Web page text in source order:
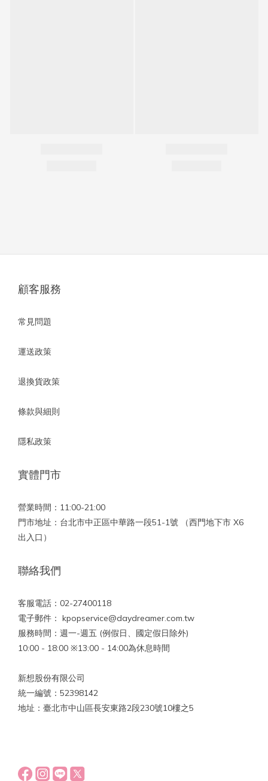
顧客服務
常見問題
運送政策
退換貨政策
條款與細則
隱私政策
實體門市
營業時間：11:00-21:00
門市地址：台北市中正區中華路一段51-1號 （西門地下市 X6
出入口）
聯絡我們
客服電話：02-27400118
電子郵件： kpopservice@daydreamer.com.tw
服務時間：週一-週五 (例假日、國定假日除外)
10:00 - 18:00 ※13:00 - 14:00為休息時間
新想股份有限公司
統一編號：52398142
地址：臺北市中山區長安東路2段230號10樓之5